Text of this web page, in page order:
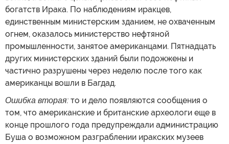
богатств Ирака. По наблюдениям иракцев,
единственным министерским зданием, не охваченным
огнем, оказалось министерство нефтяной
промышленности, занятое американцами. Пятнадцать
других министерских зданий были подожжены и
частично разрушены через неделю после того как
американцы вошли в Багдад.
Ошибка вторая: то и дело появляются сообщения о
том, что американские и британские археологи еще в
конце прошлого года предупреждали администрацию
Буша о возможном разграблении иракских музеев